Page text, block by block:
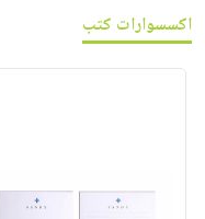
اكسسوارات كتب